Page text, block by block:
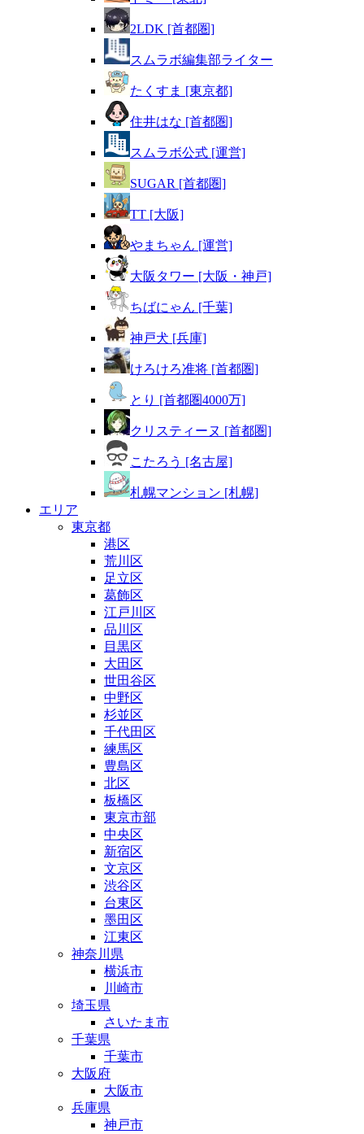
2LDK [首都圏]
スムラボ編集部ライター
たくすま [東京都]
住井はな [首都圏]
スムラボ公式 [運営]
SUGAR [首都圏]
TT [大阪]
やまちゃん [運営]
大阪タワー [大阪・神戸]
ちばにゃん [千葉]
神戸犬 [兵庫]
けろけろ准将 [首都圏]
とり [首都圏4000万]
クリスティーヌ [首都圏]
こたろう [名古屋]
札幌マンション [札幌]
エリア
東京都
港区
荒川区
足立区
葛飾区
江戸川区
品川区
目黒区
大田区
世田谷区
中野区
杉並区
千代田区
練馬区
豊島区
北区
板橋区
東京市部
中央区
新宿区
文京区
渋谷区
台東区
墨田区
江東区
神奈川県
横浜市
川崎市
埼玉県
さいたま市
千葉県
千葉市
大阪府
大阪市
兵庫県
神戸市